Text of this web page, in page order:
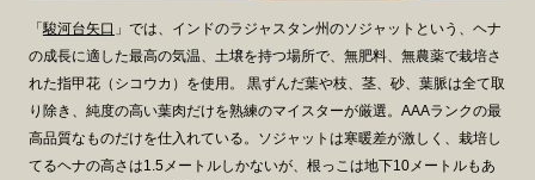
「駿河台矢口 」では、インドのラジャスタン州のソジャットという、ヘナ
の成長に適した最高の気温、土壌を持つ場所で、無肥料、無農薬で栽培さ
れた指甲花（シコウカ）を使用。 黒ずんだ葉や枝、茎、砂、葉脈は全て取
り除き、純度の高い葉肉だけを熟練のマイスターが厳選。AAAランクの最
高品質なものだけを仕入れている。ソジャットは寒暖差が激しく、栽培し
てるヘナの高さは1.5メートルしかないが、根っこは地下10メートルもあ